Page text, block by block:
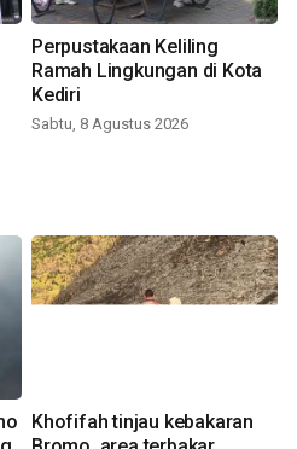
Perpustakaan Keliling
Ramah Lingkungan di Kota
Kediri
Sabtu, 8 Agustus 2026
Khofifah tinjau kebakaran